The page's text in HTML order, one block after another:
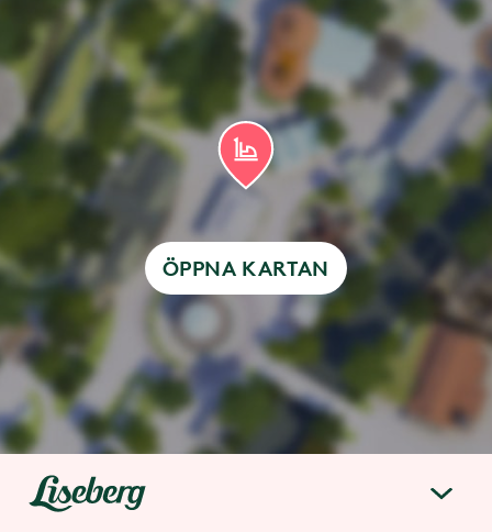
ÖPPNA KARTAN